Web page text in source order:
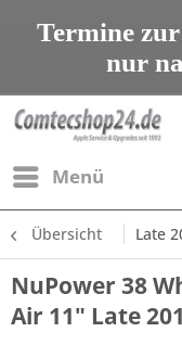
Termine
nur
Apple
seit 1993
Menü
Übersicht Late
NuPower 38
Air 11" Late